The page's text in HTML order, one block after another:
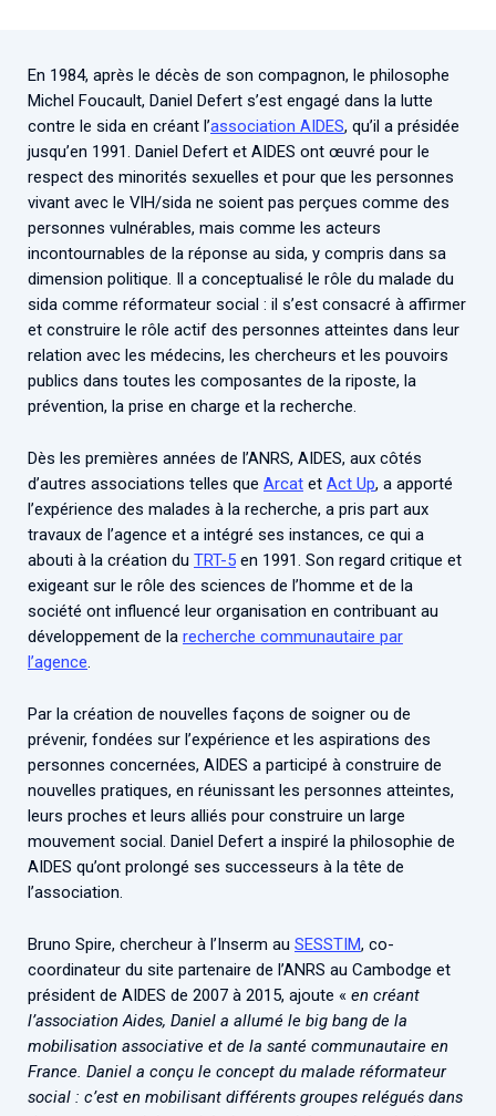
Ouverte depuis décembre 2023, pour suivre l'épidémie
en RDC, elle reste active suite à des cas à Mayotte et à
La Réunion.
Cellules Émergence
Retrouvez toutes les cellules Émergence, actives ou
inactives.
En 1984, après le décès de son compagnon, le philosophe
Michel Foucault, Daniel Defert s’est engagé dans la lutte
contre le sida en créant l’association AIDES, qu’il a présidée
jusqu’en 1991. Daniel Defert et AIDES ont œuvré pour le
respect des minorités sexuelles et pour que les personnes
vivant avec le VIH/sida ne soient pas perçues comme des
personnes vulnérables, mais comme les acteurs
incontournables de la réponse au sida, y compris dans sa
dimension politique. Il a conceptualisé le rôle du malade du
sida comme réformateur social : il s’est consacré à affirmer
et construire le rôle actif des personnes atteintes dans leur
relation avec les médecins, les chercheurs et les pouvoirs
publics dans toutes les composantes de la riposte, la
prévention, la prise en charge et la recherche.
Dès les premières années de l’ANRS, AIDES, aux côtés
d’autres associations telles que Arcat et Act Up, a apporté
l’expérience des malades à la recherche, a pris part aux
travaux de l’agence et a intégré ses instances, ce qui a
abouti à la création du TRT-5 en 1991. Son regard critique et
exigeant sur le rôle des sciences de l’homme et de la
société ont influencé leur organisation en contribuant au
développement de la recherche communautaire par
l’agence.
Par la création de nouvelles façons de soigner ou de
prévenir, fondées sur l’expérience et les aspirations des
personnes concernées, AIDES a participé à construire de
nouvelles pratiques, en réunissant les personnes atteintes,
leurs proches et leurs alliés pour construire un large
mouvement social. Daniel Defert a inspiré la philosophie de
AIDES qu’ont prolongé ses successeurs à la tête de
l’association.
Bruno Spire, chercheur à l’Inserm au SESSTIM, co-
coordinateur du site partenaire de l’ANRS au Cambodge et
président de AIDES de 2007 à 2015, ajoute « en créant
l’association Aides, Daniel a allumé le big bang de la
mobilisation associative et de la santé communautaire en
France. Daniel a conçu le concept du malade réformateur
social : c’est en mobilisant différents groupes relégués dans